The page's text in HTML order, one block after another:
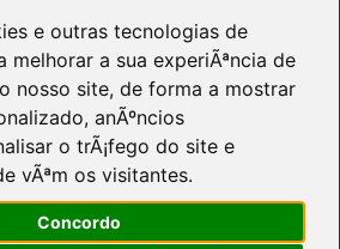
e outras tecnologias de
melhorar a sua experiÃªncia de
nosso site, de forma a mostrar
anÃºncios
o trÃ¡fego do site e
vÃªm os visitantes.
Concordo
Clipes
Dizeres
“Omas Liebling”
motivo “Omas